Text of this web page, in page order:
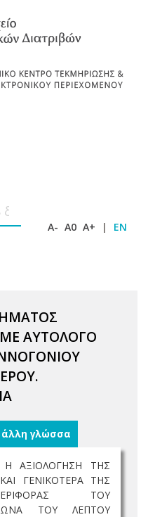
A- A0 A+ | EN
ΑΥΤΟΛΟΓΟ
γλώσσα
ΑΞΙΟΛΟΓΗΣΗ ΤΗΣ
ΓΕΝΙΚΟΤΕΡΑ ΤΗΣ
ΤΟΥ
ΤΟΥ ΛΕΠΤΟΥ